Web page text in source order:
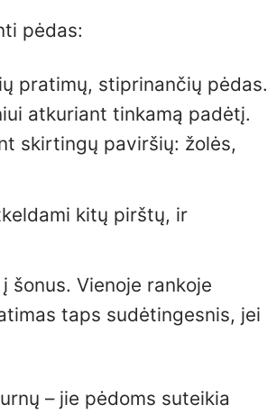
pėdas:
pratimų, stiprinančių pėdas.
atkuriant tinkamą padėtį.
skirtingų paviršių: žolės,
kitų pirštų, ir
šonus. Vienoje rankoje
taps sudėtingesnis, jei
– jie pėdoms suteikia